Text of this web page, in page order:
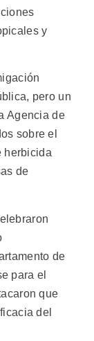
y
pero un
Agencia de
sobre el
herbicida
de
de
para el
que
del